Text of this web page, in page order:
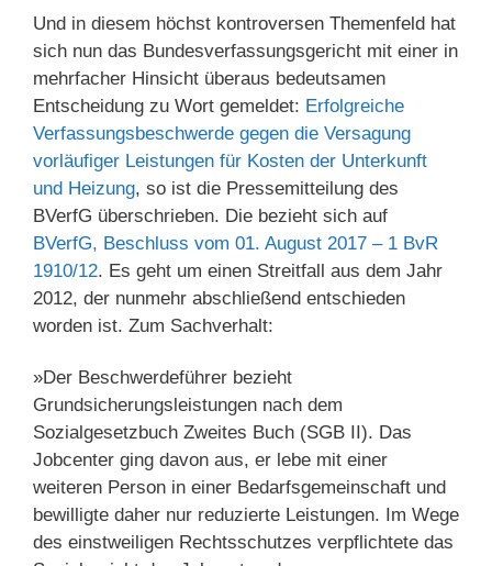
Und in diesem höchst kontroversen Themenfeld hat
sich nun das Bundesverfassungsgericht mit einer in
mehrfacher Hinsicht überaus bedeutsamen
Entscheidung zu Wort gemeldet: Erfolgreiche
Verfassungsbeschwerde gegen die Versagung
vorläufiger Leistungen für Kosten der Unterkunft
und Heizung, so ist die Pressemitteilung des
BVerfG überschrieben. Die bezieht sich auf
BVerfG, Beschluss vom 01. August 2017 – 1 BvR
1910/12. Es geht um einen Streitfall aus dem Jahr
2012, der nunmehr abschließend entschieden
worden ist. Zum Sachverhalt:
»Der Beschwerdeführer bezieht
Grundsicherungsleistungen nach dem
Sozialgesetzbuch Zweites Buch (SGB II). Das
Jobcenter ging davon aus, er lebe mit einer
weiteren Person in einer Bedarfsgemeinschaft und
bewilligte daher nur reduzierte Leistungen. Im Wege
des einstweiligen Rechtsschutzes verpflichtete das